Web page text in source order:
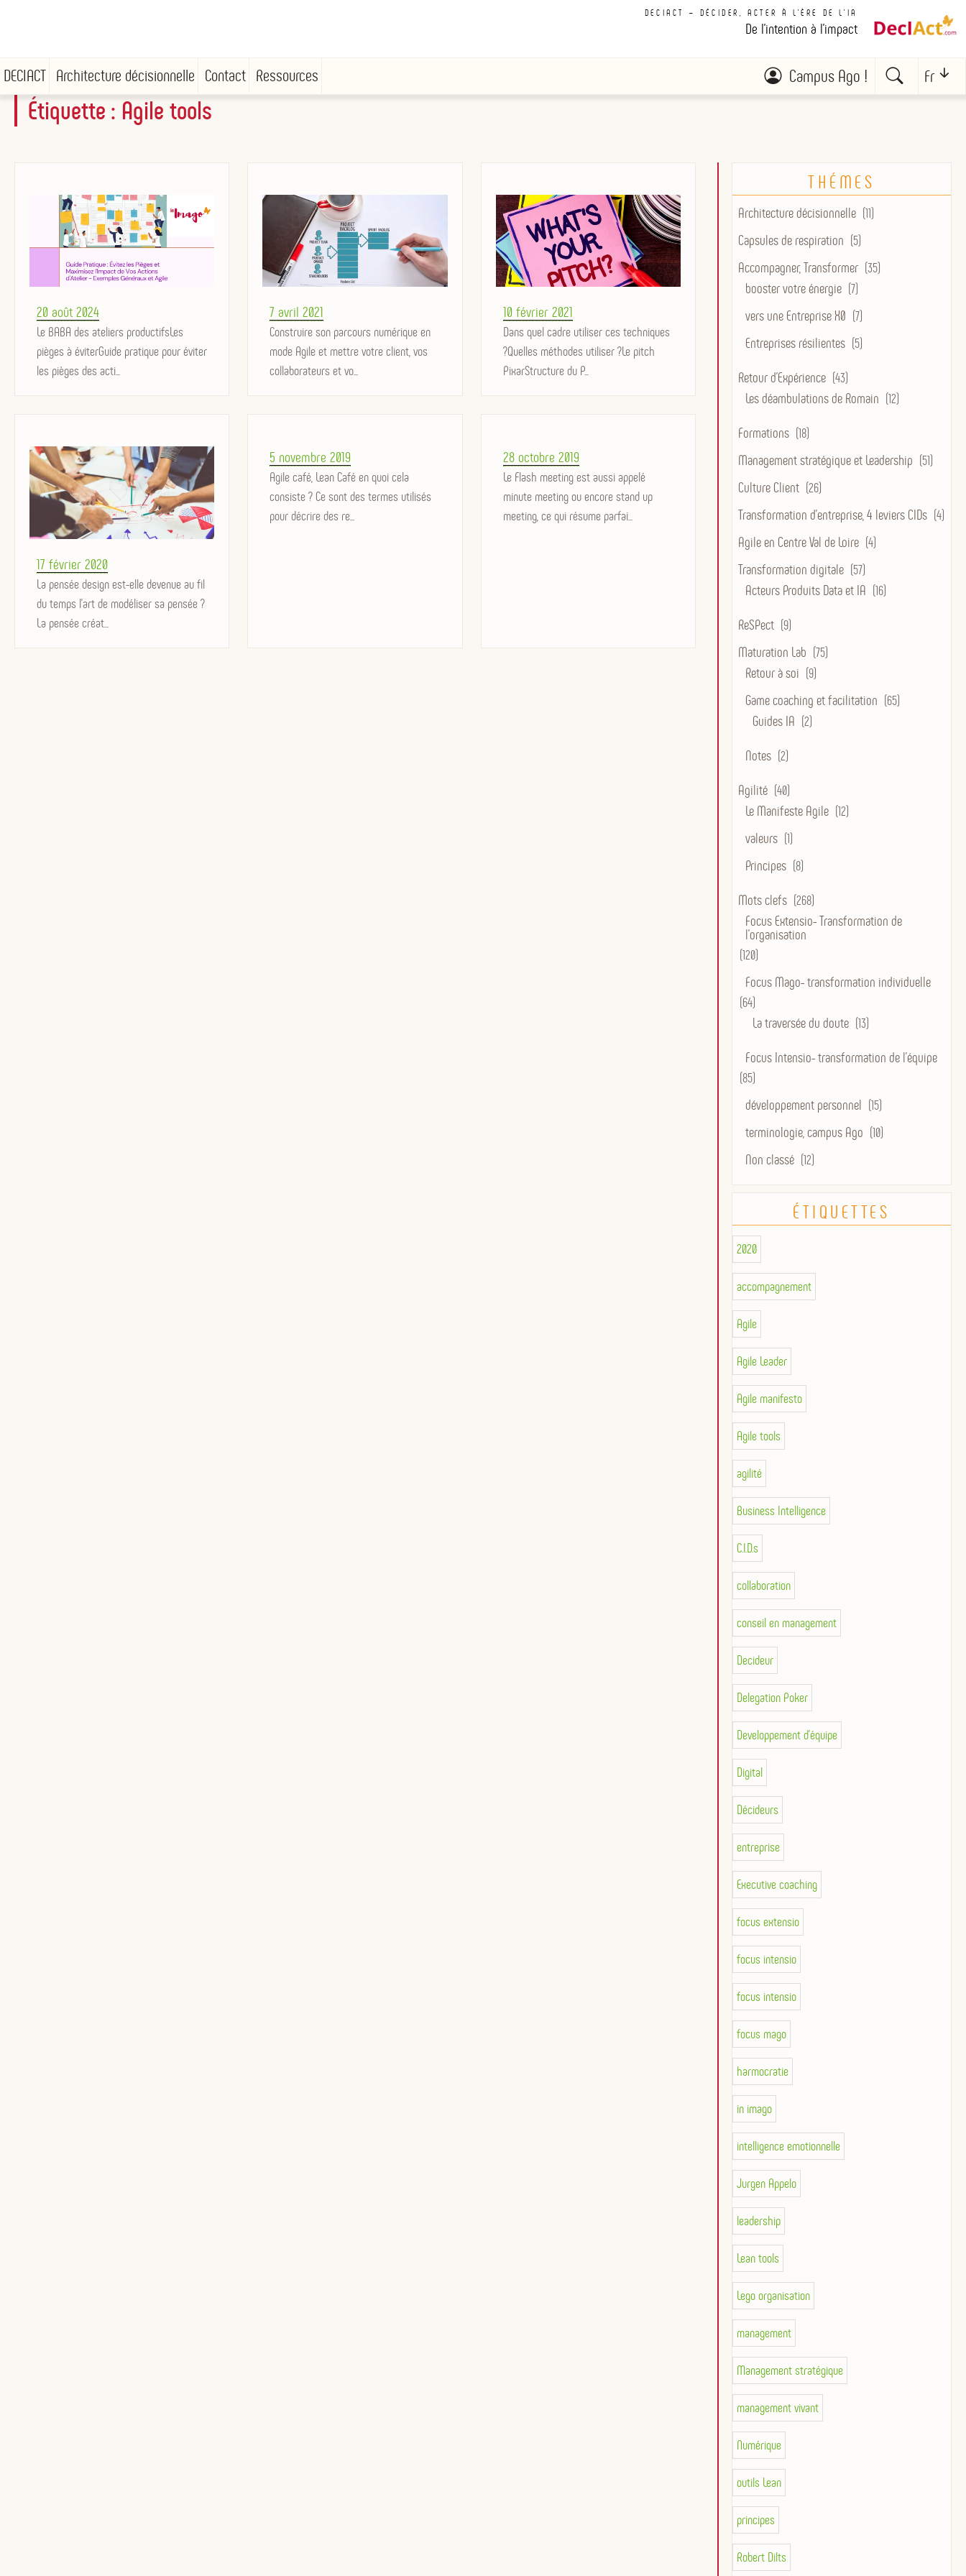
DECIACT – DÉCIDER, ACTER À L'ÈRE DE L'IA
De l'intention à l'impact
DECIACT Architecture décisionnelle Contact Ressources Campus Ago ! Fr
Étiquette : Agile tools
Posted
on
20 août 2024
Le BABA des ateliers productifsLes
pièges à éviterGuide pratique pour éviter
les pièges des acti...
Posted
on
7 avril 2021
Construire son parcours numérique en
mode Agile et mettre votre client, vos
collaborateurs et vo...
Posted
on
10 février 2021
Dans quel cadre utiliser ces techniques
?Quelles méthodes utiliser ?Le pitch
PixarStructure du P...
Posted
on
17 février 2020
La pensée design est-elle devenue au fil
du temps l'art de modéliser sa pensée ?
La pensée créat...
Posted
on
5 novembre 2019
Agile café, Lean Café en quoi cela
consiste ? Ce sont des termes utilisés
pour décrire des re...
Posted
on
28 octobre 2019
Le Flash meeting est aussi appelé
minute meeting ou encore stand up
meeting, ce qui résume parfai...
THÉMES
Architecture décisionnelle (11)
Capsules de respiration (5)
Accompagner, Transformer (35)
booster votre énergie (7)
vers une Entreprise X0 (7)
Entreprises résilientes (5)
Retour d'Expérience (43)
Les déambulations de Romain (12)
Formations (18)
Management stratégique et Leadership (51)
Culture Client (26)
Transformation d’entreprise, 4 leviers CIDs (4)
Agile en Centre Val de Loire (4)
Transformation digitale (57)
Acteurs Produits Data et IA (16)
ReSPect (9)
Maturation Lab (75)
Retour à soi (9)
Game coaching et facilitation (65)
Guides IA (2)
Notes (2)
Agilité (40)
Le Manifeste Agile (12)
valeurs (1)
Principes (8)
Mots clefs (268)
Focus Extensio- Transformation de
l'organisation
(120)
Focus Mago- transformation individuelle
(64)
La traversée du doute (13)
Focus Intensio- transformation de l'équipe
(85)
développement personnel (15)
terminologie, campus Ago (10)
Non classé (12)
ÉTIQUETTES
2020
accompagnement
Agile
Agile Leader
Agile manifesto
Agile tools
agilité
Business Intelligence
C.I.D.s
collaboration
conseil en management
Decideur
Delegation Poker
Developpement d'équipe
Digital
Décideurs
entreprise
Executive coaching
focus extensio
focus intensio
focus intensio
focus mago
harmocratie
in imago
intelligence emotionnelle
Jurgen Appelo
leadership
Lean tools
Lego organisation
management
Management stratégique
management vivant
Numérique
outils Lean
principes
Robert Dilts